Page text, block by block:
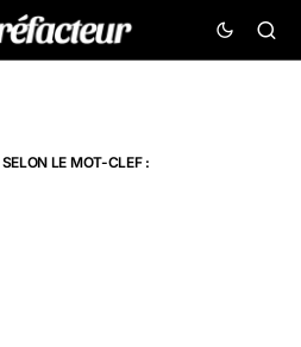
LE MOT-CLEF :